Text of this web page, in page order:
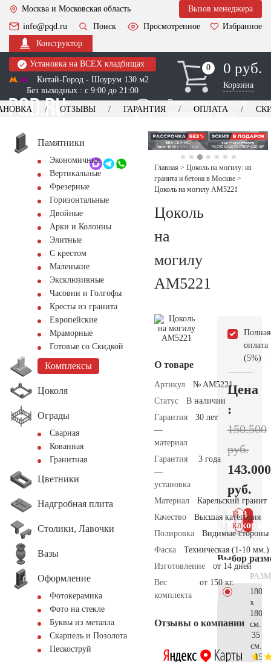
Москва и Московская область
Вызов менеджера
info@pqd.ru
Поиск Просмотренное
Избранное
Конструктор
Установка на ВСЕХ кладбищах
Китай-Город - Шоурум 130 м2
Без выходных : с 9:00 до 21:00
0
0 0 руб.
Корзина
Выезд менеджера для
оформления заказа
+7 (495) 518-44-23
Обратный звонок
ОТЗЫВЫ ГАРАНТИЯ ОПЛАТА
Памятники
Экономичные
Вертикальные
Фрезерные
Горизонтальные
Двойные
Арки и Колонны
Элитные
С крестом
Маленькие
Эксклюзивные
Часовни и Голгофы
Кресты из гранита
Европейские
Мраморные
Готовые со Скидкой
Комплексы
Цоколя
Ограды
Сварная
Кованная
Гранитная
Цветники
Надгробная плита
Столики, Лавочки
Вазы
Оформление
Фотокерамика
Фото на стекле
Буквы из металла
Скарпель и Позолота
Пескоструй
Главная > Цоколь на могилу: из
гранита и бетона в Москве >
Цоколь на могилу AM5221
Цоколь
на
могилу
AM5221
О товаре
Артикул
№ AM5221
Статус
В наличии
Гарантия
—
материал
30 лет
Гарантия
—
установка
3 года
Материал
Карельский гранит
Качество
Высшая категория
Полировка
Видимые стороны
Фаска
Техническая (1-10 мм.)
Изготовление
от 14 дней
Вес
комплекта
от 150 кг.
Отзывы о компании
Полная
оплата
(5%)
Цена
:
150.500
руб.
143.000
руб.
В
В 1
клик
Выбор
180
x
180
см.
35
см.